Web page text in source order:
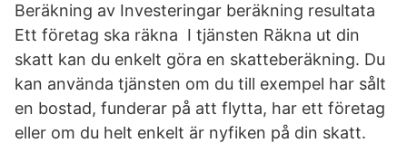
Beräkning av Investeringar beräkning resultata
Ett företag ska räkna I tjänsten Räkna ut din
skatt kan du enkelt göra en skatteberäkning. Du
kan använda tjänsten om du till exempel har sålt
en bostad, funderar på att flytta, har ett företag
eller om du helt enkelt är nyfiken på din skatt.